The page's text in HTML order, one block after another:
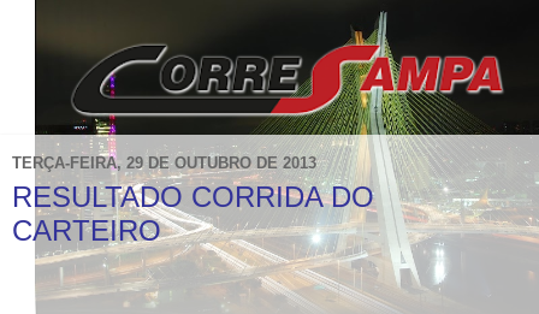
TERÇA-FEIRA, 29 DE OUTUBRO DE 2013
RESULTADO CORRIDA DO
CARTEIRO